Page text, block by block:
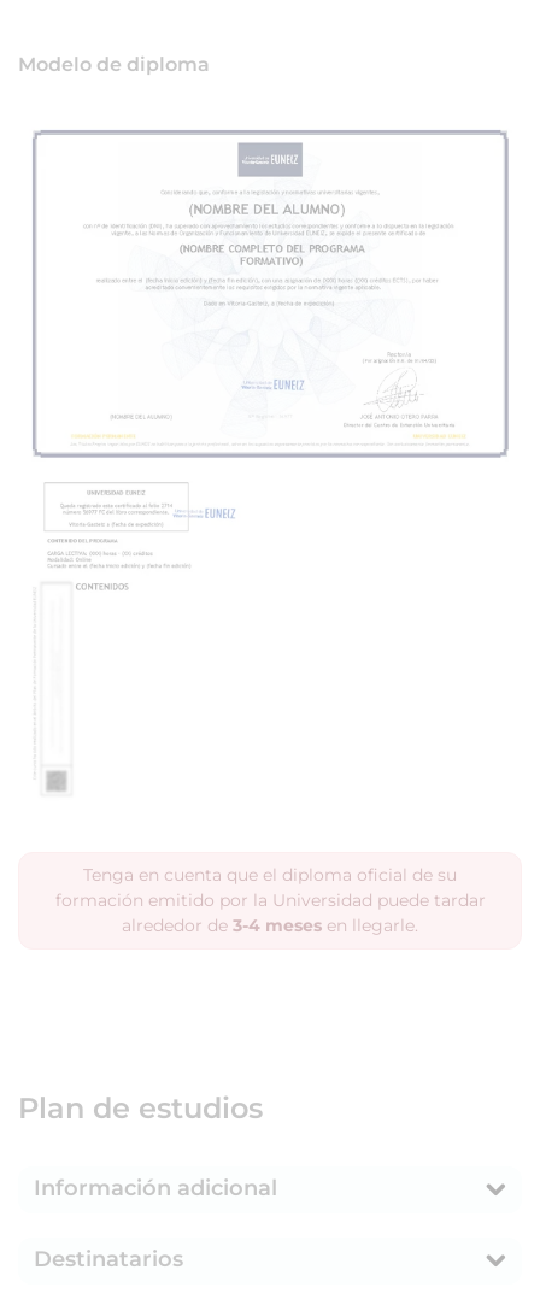
Modelo de diploma
Tenga en cuenta que el diploma oficial de su
formación emitido por la Universidad puede tardar
alrededor de 3-4 meses en llegarle.
Plan de estudios
Información adicional
Destinatarios